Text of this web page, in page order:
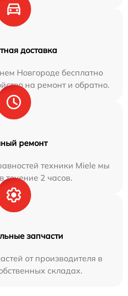
доставка
Новгороде бесплатно
на ремонт и обратно.
ремонт
техники Miele мы
течение 2 часов.
запчасти
от производителя в
складах.